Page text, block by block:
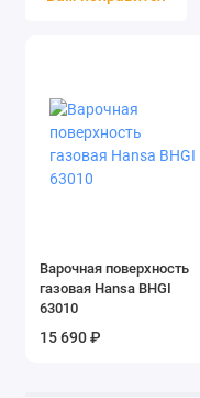
Варочная поверхность
газовая Hansa BHGI
63010
15 690 ₽